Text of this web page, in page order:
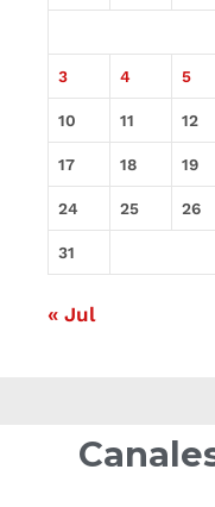
3 4 5
10 11 12
17 18 19
24 25 26
31
« Jul